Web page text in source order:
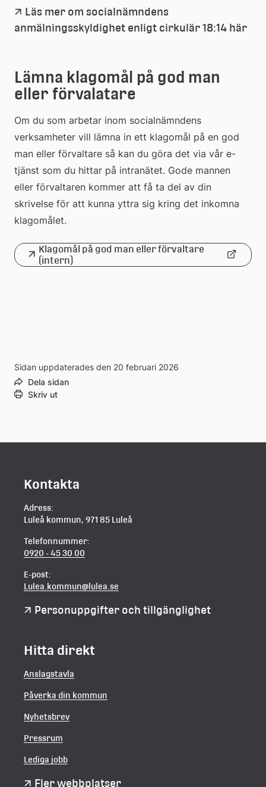
Läs mer om socialnämndens
anmälningsskyldighet enligt cirkulär 18:14 här
Lämna klagomål på god man
eller förvalatare
Om du som arbetar inom socialnämndens
verksamheter vill lämna in ett klagomål på en god
man eller förvaltare så kan du göra det via vår e-
tjänst som du hittar på intranätet. Gode mannen
eller förvaltaren kommer att få ta del av din
skrivelse för att kunna yttra sig kring det inkomna
klagomålet.
Klagomål på god man eller förvaltare
(intern)
Sidan uppdaterades den 20 februari 2026
Dela sidan
Skriv ut
Kontakta
Adress:
Luleå kommun, 971 85 Luleå
Telefonnummer:
0920 - 45 30 00
E-post:
Lulea.kommun@lulea.se
Personuppgifter och tillgänglighet
Hitta direkt
Anslagstavla
Påverka din kommun
Nyhetsbrev
Pressrum
Lediga jobb
Fler webbplatser